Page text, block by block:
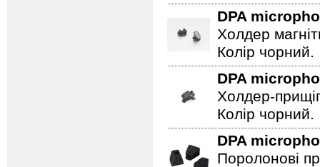
DPA
Холдер
Колір чорний.
DPA
Холдер-
Колір чорний.
DPA
Поролонові